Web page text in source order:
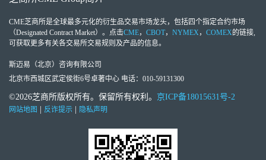
CME芝商所是全球最多元化的衍生品交易市场龙头，包括四个指定合约市场
（Designated Contract Market）。点击CME， CBOT， NYMEX ， COMEX的链接,
可获取更多有关各交易所交易规则及产品的信息。
斯迈易（北京）咨询有限公司
北京市西城区武定侯街6号卓著中心 电话：010-59131300
©2026芝商所版权所有。保留所有权利。 京ICP备18015631号-2
网站地图 | 反诈提示 | 隐私声明